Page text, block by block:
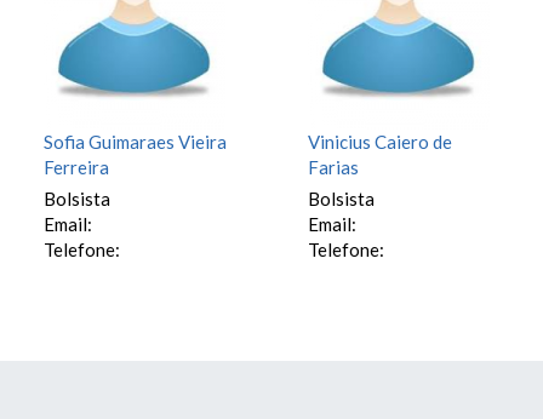
Sofia Guimaraes Vieira
Ferreira
Bolsista
Email:
Telefone:
Vinicius Caiero de
Farias
Bolsista
Email:
Telefone: